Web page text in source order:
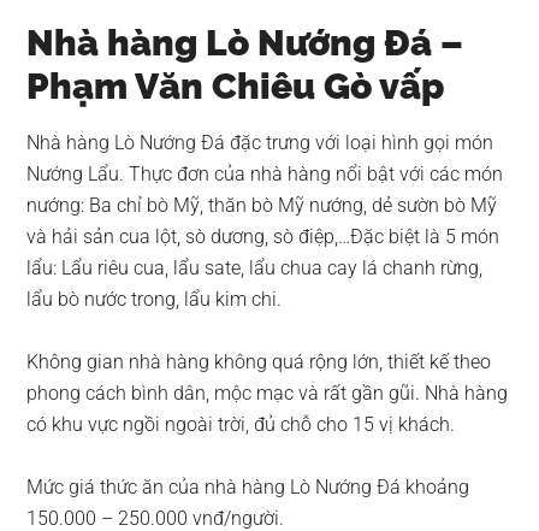
Nhà hàng Lò Nướng Đá –
Phạm Văn Chiêu Gò vấp
Nhà hàng Lò Nướng Đá đặc trưng với loại hình gọi món
Nướng Lẩu. Thực đơn của nhà hàng nổi bật với các món
nướng: Ba chỉ bò Mỹ, thăn bò Mỹ nướng, dẻ sườn bò Mỹ
và hải sản cua lột, sò dương, sò điệp,…Đặc biệt là 5 món
lẩu: Lẩu riêu cua, lẩu sate, lẩu chua cay lá chanh rừng,
lẩu bò nước trong, lẩu kim chi.
Không gian nhà hàng không quá rộng lớn, thiết kế theo
phong cách bình dân, mộc mạc và rất gần gũi. Nhà hàng
có khu vực ngồi ngoài trời, đủ chỗ cho 15 vị khách.
Mức giá thức ăn của nhà hàng Lò Nướng Đá khoảng
150.000 – 250.000 vnđ/người.